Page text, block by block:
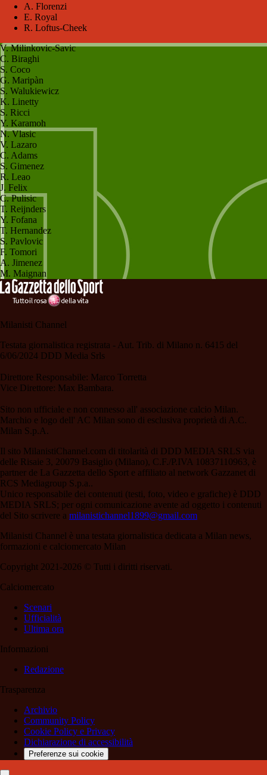
A. Florenzi
E. Royal
R. Loftus-Cheek
V. Milinkovic-Savic
C. Biraghi
S. Coco
G. Maripàn
S. Walukiewicz
K. Linetty
S. Ricci
Y. Karamoh
N. Vlasic
V. Lazaro
C. Adams
S. Gimenez
R. Leao
J. Felix
C. Pulisic
T. Reijnders
Y. Fofana
T. Hernandez
S. Pavlovic
F. Tomori
A. Jimenez
M. Maignan
Milanisti Channel
Testata giornalistica registrata - Aut. Trib. di Milano n. 6415 del
6/06/2024 DDD Media Srls
Direttore Responsabile: Marco Torretta
Vice Direttore: Max Bambara.
Sito non ufficiale e non connesso all' associazione calcio Milan.
Marchio e logo dell' AC Milan sono di esclusiva proprietà di A.C.
Milan S.p.A.
Il sito MilanistiChannel.com di titolarità di DDD MEDIA SRLS via
delle Risaie 3, 20079 Basiglio (Milano), C.F./P.IVA 10837110963, è
partner de La Gazzetta dello Sport e affiliato al network Gazzanet di
RCS Mediagroup S.p.a..
Unico responsabile dei contenuti (testi, foto, video e grafiche) è DDD
MEDIA SRLS; per ogni comunicazione avente ad oggetto i contenuti
del Sito scrivere a milanistichannel1899@gmail.com
Milanisti Channel è una testata giornalistica dedicata a Milan news,
formazioni e calciomercato Milan
Copyright 2021-2026 © Tutti i diritti riservati.
Calciomercato
Scenari
Ufficialità
Ultima ora
Informazioni
Redazione
Trasparenza
Archivio
Community Policy
Cookie Policy e Privacy
Dichiarazione di accessibilità
Preferenze sui cookie